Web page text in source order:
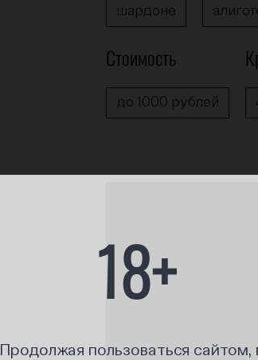
18+
Продолжая пользоваться сайтом,
шардоне
Стоимость
до 1000 рублей